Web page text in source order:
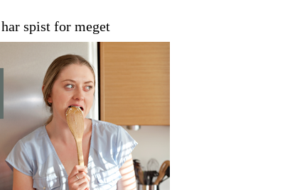
spist for meget